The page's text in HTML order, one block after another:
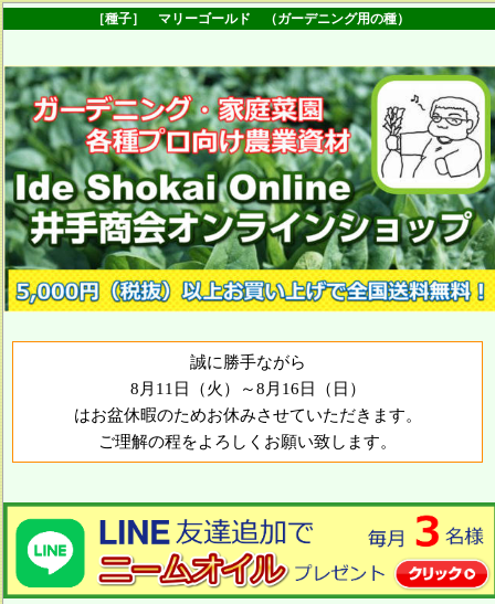
［種子］ マリーゴールド （ガーデニング用の種）
誠に勝手ながら
8月11日（火）～8月16日（日）
はお盆休暇のためお休みさせていただきます。
ご理解の程をよろしくお願い致します。